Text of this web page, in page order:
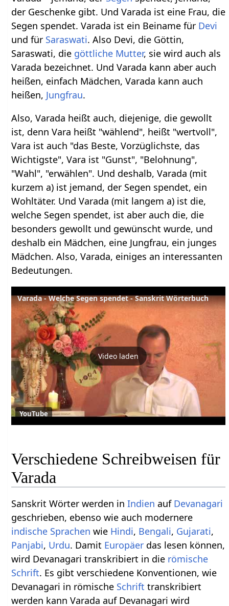
der Geschenke gibt. Und Varada ist eine Frau, die
Segen spendet. Varada ist ein Beiname für Devi
und für Saraswati. Also Devi, die Göttin,
Saraswati, die göttliche Mutter, sie wird auch als
Varada bezeichnet. Und Varada kann aber auch
heißen, einfach Mädchen, Varada kann auch
heißen, Jungfrau.
Also, Varada heißt auch, diejenige, die gewollt
ist, denn Vara heißt "wählend", heißt "wertvoll",
Vara ist auch "das Beste, Vorzüglichste, das
Wichtigste", Vara ist "Gunst", "Belohnung",
"Wahl", "erwählen". Und deshalb, Varada (mit
kurzem a) ist jemand, der Segen spendet, ein
Wohltäter. Und Varada (mit langem a) ist die,
welche Segen spendet, ist aber auch die, die
besonders gewollt und gewünscht wurde, und
deshalb ein Mädchen, eine Jungfrau, ein junges
Mädchen. Also, Varada, einiges an interessanten
Bedeutungen.
Varada - Welche Segen spendet - Sanskrit Wörterbuch
Video laden
YouTube
Verschiedene Schreibweisen für
Varada
Sanskrit Wörter werden inIndien auf Devanagari
geschrieben, ebenso wie auch modernere
indische Sprachen wie Hindi, Bengali, Gujarati,
Panjabi, Urdu. Damit Europäer das lesen können,
wird Devanagari transkribiert in die römische
Schrift. Es gibt verschiedene Konventionen, wie
Devanagari in römische Schrift transkribiert
werden kann Varada auf Devanagari wird